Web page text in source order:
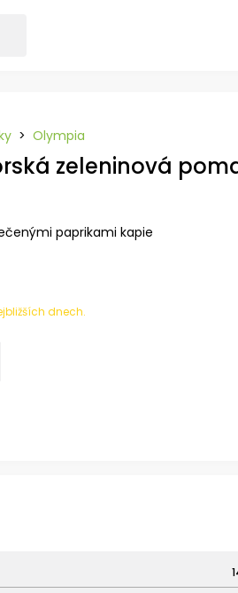
> Olympia
zeleninová
paprikami kapie
dnech.